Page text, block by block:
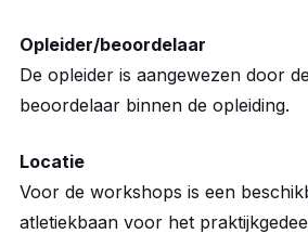
Opleider/beoordelaar
De opleider is aangewezen door
beoordelaar binnen de opleiding.
Locatie
Voor de workshops is een
atletiekbaan voor het